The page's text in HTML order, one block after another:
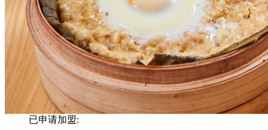
已申请加盟: